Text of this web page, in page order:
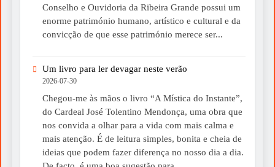
Conselho e Ouvidoria da Ribeira Grande possui um
enorme património humano, artístico e cultural e da
convicção de que esse património merece ser...
Um livro para ler devagar neste verão
2026-07-30
Chegou-me às mãos o livro “A Mística do Instante”,
do Cardeal José Tolentino Mendonça, uma obra que
nos convida a olhar para a vida com mais calma e
mais atenção. É de leitura simples, bonita e cheia de
ideias que podem fazer diferença no nosso dia a dia.